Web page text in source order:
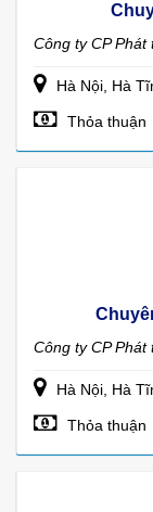
Công ty CP
Hà Nội, Hà
Thỏa thuận
Công ty CP
Hà Nội, Hà
Thỏa thuận